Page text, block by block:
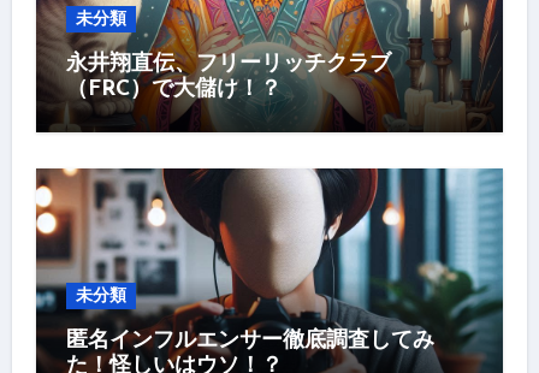
未分類
永井翔直伝、フリーリッチクラブ
（FRC）で大儲け！？
未分類
匿名インフルエンサー徹底調査してみ
た！怪しいはウソ！？